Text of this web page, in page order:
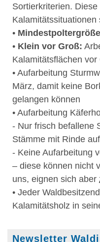
Sortierkriterien.
•
• Klein vor Groß:
Kalamitätsflächen
• Aufarbeitung
März, damit keine
gelangen können
• Aufarbeitung
- Nur frisch befallene
Stämme mit Rinde
- Keine Aufarbeitung
– diese können nicht
uns, eignen sich aber
• Jeder
Kalamitätsholz in
Newsletter